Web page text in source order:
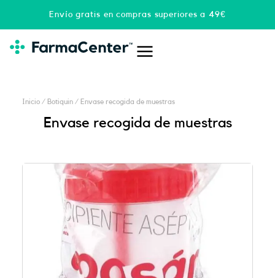
Envío gratis en compras superiores a 49€
Inicio / Botiquin / Envase recogida de muestras
Envase recogida de muestras